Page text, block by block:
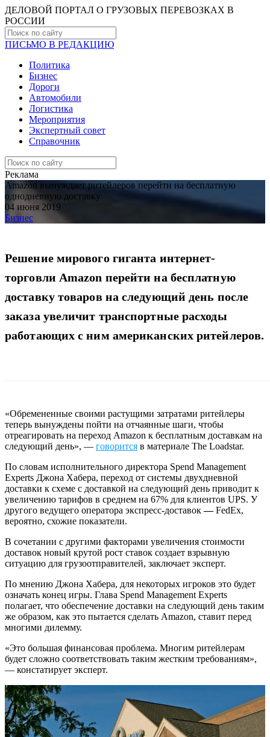
ДЕЛОВОЙ ПОРТАЛ О ГРУЗОВЫХ ПЕРЕВОЗКАХ В
РОCСИИ
ПИСЬМО В РЕДАКЦИЮ
Политика
Бизнес
Дороги
Автомобили
Логистика
Мероприятия
Экспертный совет
Справочник
Реклама
Amazon вынуждает ритейлеров перейти на бесплатную
однодневную доставку
04 июня 2019
Бизнес
Решение мирового гиганта интернет-
торговли Amazon перейти на бесплатную
доставку товаров на следующий день после
заказа увеличит транспортные расходы
работающих с ним американских ритейлеров.
«Обремененные своими растущими затратами ритейлеры
теперь вынуждены пойти на отчаянные шаги, чтобы
отреагировать на переход Amazon к бесплатным доставкам на
следующий день», — говорится в материале The Loadstar.
По словам исполнительного директора Spend Management
Experts Джона Хабера, переход от системы двухдневной
доставки к схеме с доставкой на следующий день приводит к
увеличению тарифов в среднем на 67% для клиентов UPS. У
другого ведущего оператора экспресс-доставок—FedEx,
вероятно, схожие показатели.
В сочетании с другими факторами увеличения стоимости
доставок новый крутой рост ставок создает взрывную
ситуацию для грузоотправителей, заключает эксперт.
По мнению Джона Хабера, для некоторых игроков это будет
означать конец игры. Глава Spend Management Experts
полагает, что обеспечение доставки на следующий день таким
же образом, как это пытается сделать Amazon, ставит перед
многими дилемму.
«Это большая финансовая проблема. Многим ритейлерам
будет сложно соответствовать таким жестким требованиям»,
— констатирует эксперт.